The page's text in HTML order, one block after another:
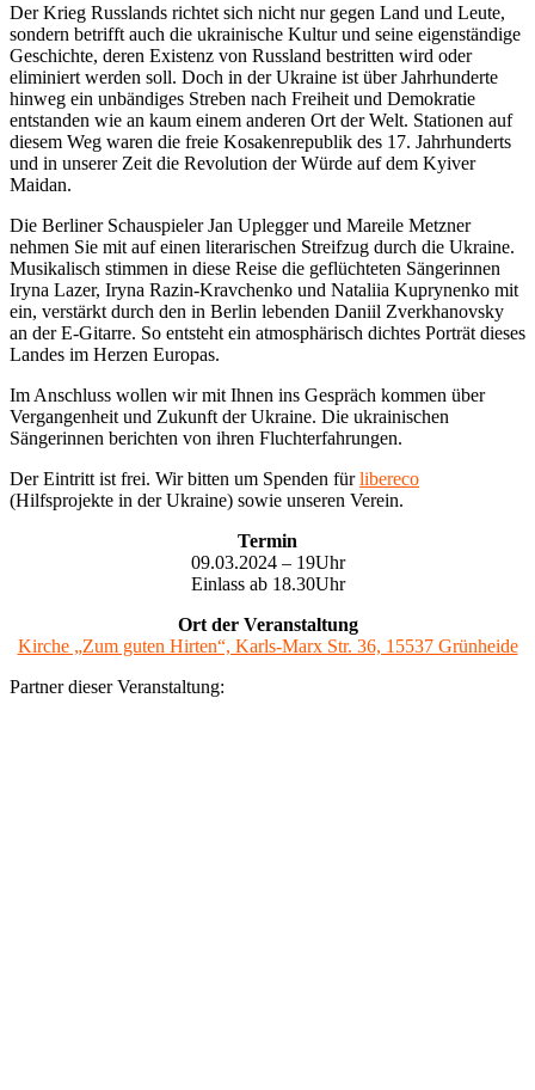
Der Krieg Russlands richtet sich nicht nur gegen Land und Leute,
sondern betrifft auch die ukrainische Kultur und seine eigenständige
Geschichte, deren Existenz von Russland bestritten wird oder
eliminiert werden soll. Doch in der Ukraine ist über Jahrhunderte
hinweg ein unbändiges Streben nach Freiheit und Demokratie
entstanden wie an kaum einem anderen Ort der Welt. Stationen auf
diesem Weg waren die freie Kosakenrepublik des 17. Jahrhunderts
und in unserer Zeit die Revolution der Würde auf dem Kyiver
Maidan.
Die Berliner Schauspieler Jan Uplegger und Mareile Metzner
nehmen Sie mit auf einen literarischen Streifzug durch die Ukraine.
Musikalisch stimmen in diese Reise die geflüchteten Sängerinnen
Iryna Lazer, Iryna Razin-Kravchenko und Nataliia Kuprynenko mit
ein, verstärkt durch den in Berlin lebenden Daniil Zverkhanovsky
an der E-Gitarre. So entsteht ein atmosphärisch dichtes Porträt dieses
Landes im Herzen Europas.
Im Anschluss wollen wir mit Ihnen ins Gespräch kommen über
Vergangenheit und Zukunft der Ukraine. Die ukrainischen
Sängerinnen berichten von ihren Fluchterfahrungen.
Der Eintritt ist frei. Wir bitten um Spenden fürlibereco
(Hilfsprojekte in der Ukraine) sowie unseren Verein.
Termin
09.03.2024 – 19Uhr
Einlass ab 18.30Uhr
Ort der Veranstaltung
Kirche „Zum guten Hirten“, Karls-Marx Str. 36, 15537 Grünheide
Partner dieser Veranstaltung: